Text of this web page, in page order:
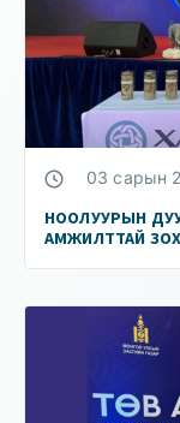
03 сарын
НООЛУУРЫН
АМЖИЛТТАЙ